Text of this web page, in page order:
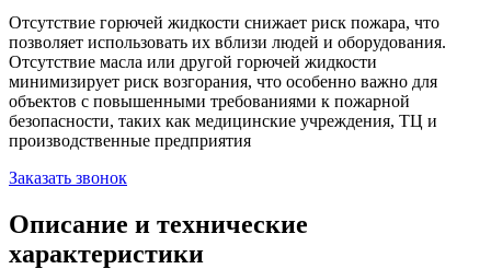
Отсутствие горючей жидкости снижает риск пожара, что
позволяет использовать их вблизи людей и оборудования.
Отсутствие масла или другой горючей жидкости
минимизирует риск возгорания, что особенно важно для
объектов с повышенными требованиями к пожарной
безопасности, таких как медицинские учреждения, ТЦ и
производственные предприятия
Заказать звонок
Описание и технические
характеристики